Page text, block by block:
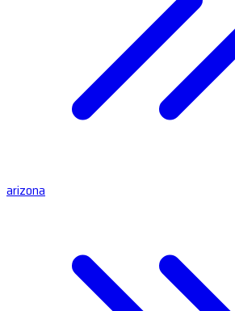
arizona